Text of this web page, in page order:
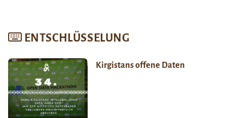
ENTSCHLÜSSELUNG
Kirgistans offene Daten